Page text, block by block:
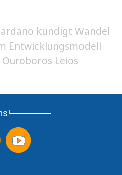
kündigt Wandel
Entwicklungsmodell
Leios